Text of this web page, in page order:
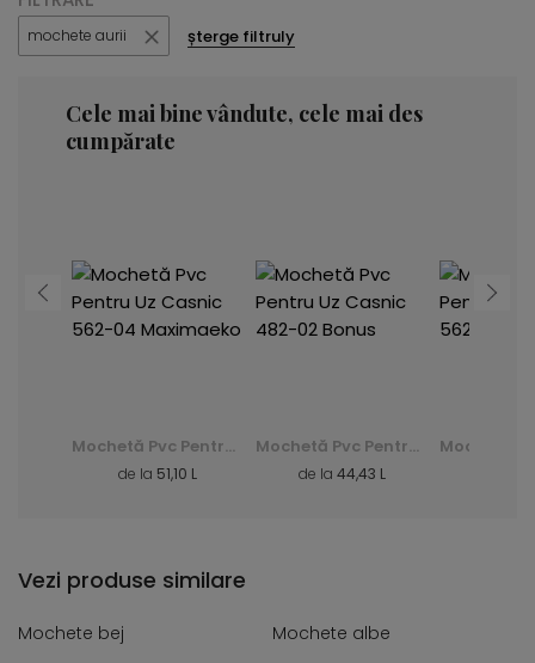
mochete aurii șterge filtruly
Cele mai bine vândute, cele mai des
cumpărate
Mochetă Pvc Pentru Uz Casnic 562-04 Maximaeko
de la 51,10 L
Mochetă Pvc Pentru Uz Casnic 482-02 Bonus
de la 44,43 L
Vezi produse similare
Mochete bej
Mochete albe